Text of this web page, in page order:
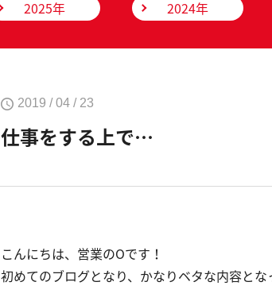
2025年 2024年
2019 / 04 / 23
仕事をする上で…
こんにちは、営業のOです！
初めてのブログとなり、かなりベタな内容と